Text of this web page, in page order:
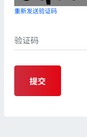
重新发送验证码
提交